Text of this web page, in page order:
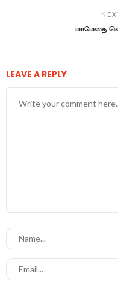
மாமேதை
LEAVE A REPLY